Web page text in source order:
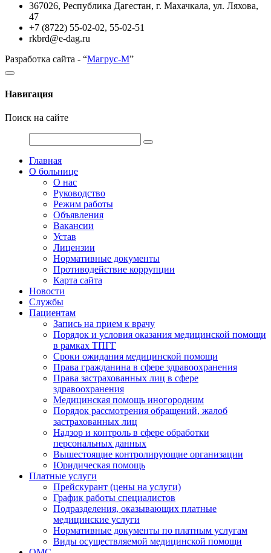
367026, Республика Дагестан, г. Махачкала, ул. Ляхова,
47
+7 (8722) 55-02-02, 55-02-51
rkbrd@e-dag.ru
Разработка сайта - “Магрус-М”
Навигация
Поиск на сайте
Главная
О больнице
О нас
Руководство
Режим работы
Объявления
Вакансии
Устав
Лицензии
Нормативные документы
Противодействие коррупции
Карта сайта
Новости
Службы
Пациентам
Запись на прием к врачу
Порядок и условия оказания медицинской помощи
в рамках ТПГГ
Сроки ожидания медицинской помощи
Права гражданина в сфере здравоохранения
Права застрахованных лиц в сфере
здравоохранения
Медицинская помощь иногородним
Порядок рассмотрения обращений, жалоб
застрахованных лиц
Надзор и контроль в сфере обработки
персональных данных
Вышестоящие контролирующие организации
Юридическая помощь
Платные услуги
Прейскурант (цены на услуги)
График работы специалистов
Подразделения, оказывающих платные
медицинские услуги
Нормативные документы по платным услугам
Виды осуществляемой медицинской помощи